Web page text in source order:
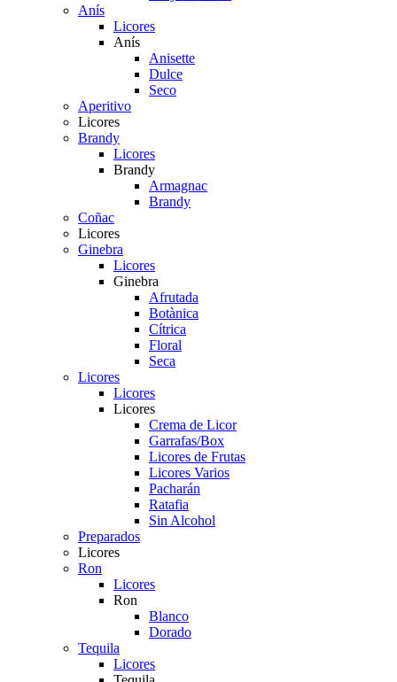
Anís
Licores
Anís
Anisette
Dulce
Seco
Aperitivo
Licores
Brandy
Licores
Brandy
Armagnac
Brandy
Coñac
Licores
Ginebra
Licores
Ginebra
Afrutada
Botànica
Cítrica
Floral
Seca
Licores
Licores
Licores
Crema de Licor
Garrafas/Box
Licores de Frutas
Licores Varios
Pacharán
Ratafia
Sin Alcohol
Preparados
Licores
Ron
Licores
Ron
Blanco
Dorado
Tequila
Licores